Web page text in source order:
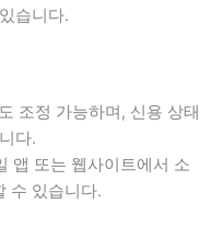
습니다.
조정 가능하며, 신용 상태
다.
앱 또는 웹사이트에서 소
수 있습니다.